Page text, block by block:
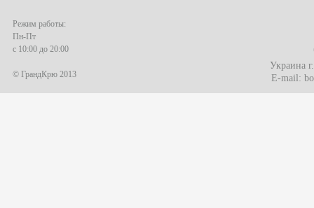
Режим работы:
Пн-Пт
с 10:00 до 20:00
© ГрандКрю 2013
Украина
E-mail: